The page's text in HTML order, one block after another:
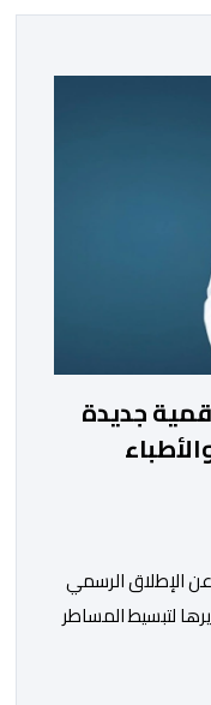
جديدة
عن الإطلاق الرسمي
لتبسيط المساطر